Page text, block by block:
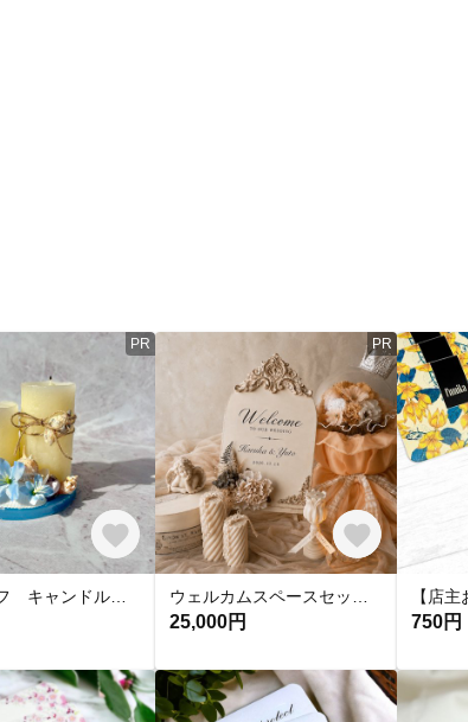
PR PR
25,000円 750円